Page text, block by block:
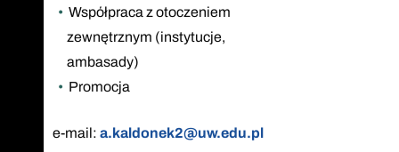
Współpraca z otoczeniem
zewnętrznym (instytucje,
ambasady)
Promocja
e-mail: a.kaldonek2@uw.edu.pl